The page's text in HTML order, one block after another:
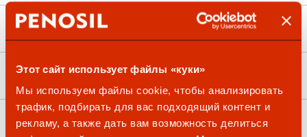
Этот сайт использует файлы «куки»
Мы используем файлы cookie, чтобы анализировать
трафик, подбирать для вас подходящий контент и
рекламу, а также дать вам возможность делиться
Ценности продукта
Применение и упаковка
Документы